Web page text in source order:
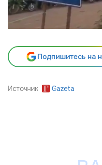
Подпишитесь на
Источник Gazeta